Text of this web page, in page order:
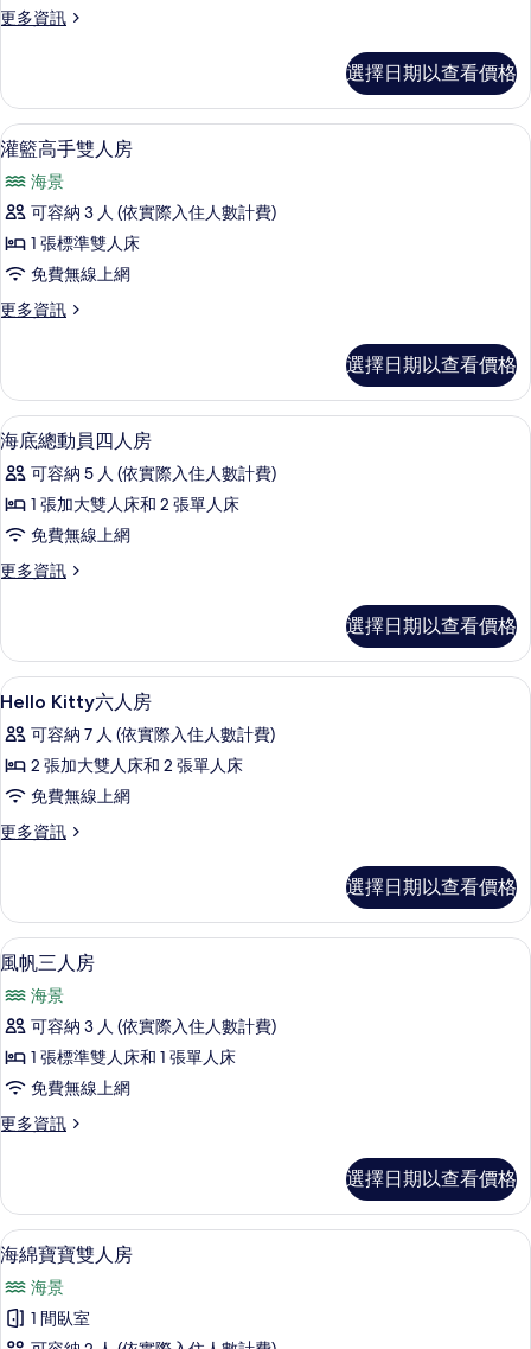
利
人
房
的
所
有
相
片
更多資訊
更
瑪
利
三
房
的
情
選擇日期以查看價格
顯
灌
籃
高
雙
房
的
所
有
相
片
灌籃高手雙人房 | 埃及棉床單、高級
9
灌籃高手雙人房
海景
可容納 3 人 (依實際入住人數計費)
1 張標準雙人床
免費無線上網
更多資訊
更
高
手
雙
房
的
情
選擇日期以查看價格
顯
示
海
底
動
四
人
房
的
所
有
相
海底總動員四人房 | 埃及棉床單、高
7
海底總動員四人房
可容納 5 人 (依實際入住人數計費)
1 張加大雙人床和 2 張單人床
免費無線上網
更多資訊
更
總
動
員
人
房
詳
情
選擇日期以查看價格
顯
示
Hello
Kitty
六
人
所
有
相
片
Hello Kitty六人房 | 埃及棉床單、高級
11
Hello Kitty六人房
可容納 7 人 (依實際入住人數計費)
2 張加大雙人床和 2 張單人床
免費無線上網
更多資訊
更
六
人
房
詳
情
選擇日期以查看價格
顯
風
帆
三
房
所
有
相
片
風帆三人房 | 埃及棉床單、高級寢
6
風帆三人房
海景
可容納 3 人 (依實際入住人數計費)
1 張標準雙人床和 1 張單人床
免費無線上網
更多資訊
更
三
人
房
詳
情
選擇日期以查看價格
顯
海
綿
海綿寶寶雙人房 | 埃及棉床單、高級
7
海綿寶寶雙人房
海景
1 間臥室